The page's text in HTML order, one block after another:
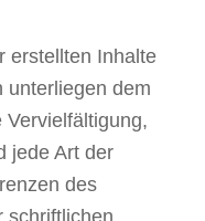
erstellten Inhalte
unterliegen dem
jede Art der
des